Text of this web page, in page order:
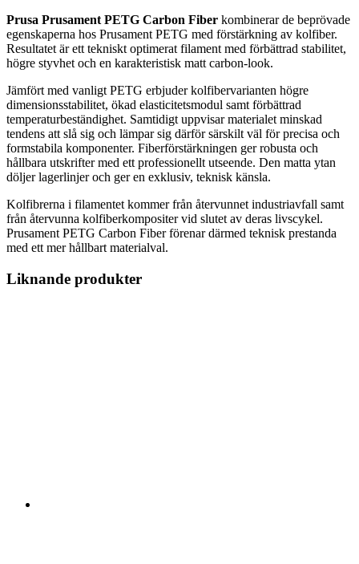
Prusa Prusament PETG Carbon Fiber kombinerar de beprövade
egenskaperna hos Prusament PETG med förstärkning av kolfiber.
Resultatet är ett tekniskt optimerat filament med förbättrad stabilitet,
högre styvhet och en karakteristisk matt carbon-look.
Jämfört med vanligt PETG erbjuder kolfibervarianten högre
dimensionsstabilitet, ökad elasticitetsmodul samt förbättrad
temperaturbeständighet. Samtidigt uppvisar materialet minskad
tendens att slå sig och lämpar sig därför särskilt väl för precisa och
formstabila komponenter. Fiberförstärkningen ger robusta och
hållbara utskrifter med ett professionellt utseende. Den matta ytan
döljer lagerlinjer och ger en exklusiv, teknisk känsla.
Kolfibrerna i filamentet kommer från återvunnet industriavfall samt
från återvunna kolfiberkompositer vid slutet av deras livscykel.
Prusament PETG Carbon Fiber förenar därmed teknisk prestanda
med ett mer hållbart materialval.
Liknande produkter